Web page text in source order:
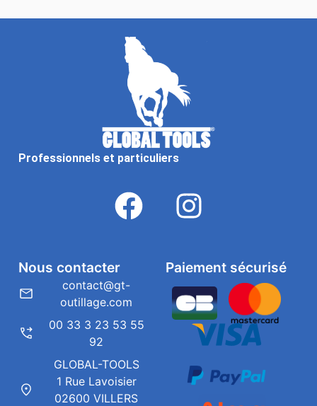
Professionnels et particuliers
Paiement sécurisé
Nous contacter
contact@gt-
outillage.com
00 33 3 23 53 55
92
GLOBAL-TOOLS
1 Rue Lavoisier
02600 VILLERS